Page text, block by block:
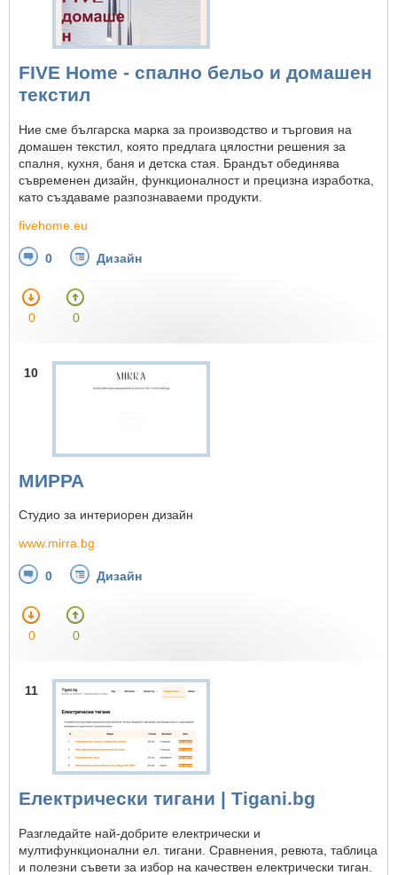
FIVE Home - спално бельо и домашен
текстил
Ние сме българска марка за производство и търговия на
домашен текстил, която предлага цялостни решения за
спалня, кухня, баня и детска стая. Брандът обединява
съвременен дизайн, функционалност и прецизна изработка,
като създаваме разпознаваеми продукти.
fivehome.eu
0 Дизайн
0 0
10
МИРРА
Студио за интериорен дизайн
www.mirra.bg
0 Дизайн
0 0
11
Електрически тигани | Tigani.bg
Разгледайте най-добрите електрически и
мултифункционални ел. тигани. Сравнения, ревюта, таблица
и полезни съвети за избор на качествен електрически тиган.